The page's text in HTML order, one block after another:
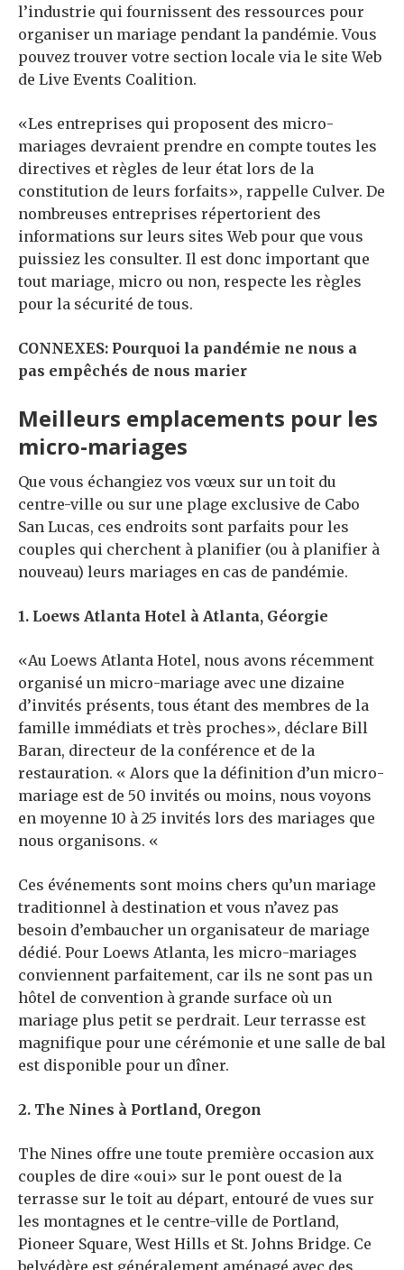
l’industrie qui fournissent des ressources pour
organiser un mariage pendant la pandémie. Vous
pouvez trouver votre section locale via le site Web
de Live Events Coalition.
«Les entreprises qui proposent des micro-
mariages devraient prendre en compte toutes les
directives et règles de leur état lors de la
constitution de leurs forfaits», rappelle Culver. De
nombreuses entreprises répertorient des
informations sur leurs sites Web pour que vous
puissiez les consulter. Il est donc important que
tout mariage, micro ou non, respecte les règles
pour la sécurité de tous.
CONNEXES: Pourquoi la pandémie ne nous a
pas empêchés de nous marier
Meilleurs emplacements pour les
micro-mariages
Que vous échangiez vos vœux sur un toit du
centre-ville ou sur une plage exclusive de Cabo
San Lucas, ces endroits sont parfaits pour les
couples qui cherchent à planifier (ou à planifier à
nouveau) leurs mariages en cas de pandémie.
1. Loews Atlanta Hotel à Atlanta, Géorgie
«Au Loews Atlanta Hotel, nous avons récemment
organisé un micro-mariage avec une dizaine
d’invités présents, tous étant des membres de la
famille immédiats et très proches», déclare Bill
Baran, directeur de la conférence et de la
restauration. « Alors que la définition d’un micro-
mariage est de 50 invités ou moins, nous voyons
en moyenne 10 à 25 invités lors des mariages que
nous organisons. «
Ces événements sont moins chers qu’un mariage
traditionnel à destination et vous n’avez pas
besoin d’embaucher un organisateur de mariage
dédié. Pour Loews Atlanta, les micro-mariages
conviennent parfaitement, car ils ne sont pas un
hôtel de convention à grande surface où un
mariage plus petit se perdrait. Leur terrasse est
magnifique pour une cérémonie et une salle de bal
est disponible pour un dîner.
2. The Nines à Portland, Oregon
The Nines offre une toute première occasion aux
couples de dire «oui» sur le pont ouest de la
terrasse sur le toit au départ, entouré de vues sur
les montagnes et le centre-ville de Portland,
Pioneer Square, West Hills et St. Johns Bridge. Ce